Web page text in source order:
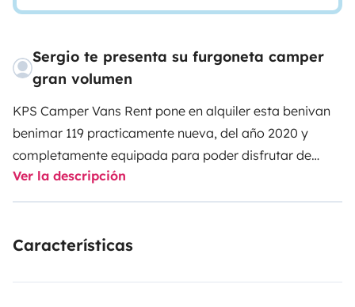
Sergio te presenta su furgoneta camper
gran volumen
KPS Camper Vans Rent pone en alquiler esta benivan
benimar 119 practicamente nueva, del año 2020 y
completamente equipada para poder disfrutar de
unas maravillosas vacaciones.
Ver la descripción
Características